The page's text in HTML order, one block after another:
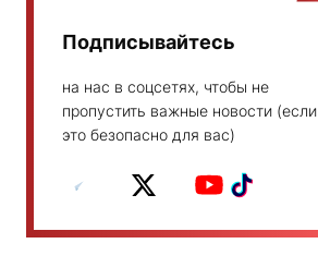
Подписывайтесь
на нас в соцсетях, чтобы не
пропустить важные новости (если
это безопасно для вас)